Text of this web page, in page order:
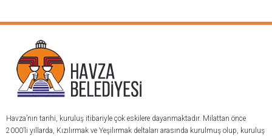
Havza’nın tarihi, kuruluş itibariyle çok eskilere dayanmaktadır. Milattan önce
2000’li yıllarda, Kızılırmak ve Yeşilırmak deltaları arasında kurulmuş olup, kuruluş